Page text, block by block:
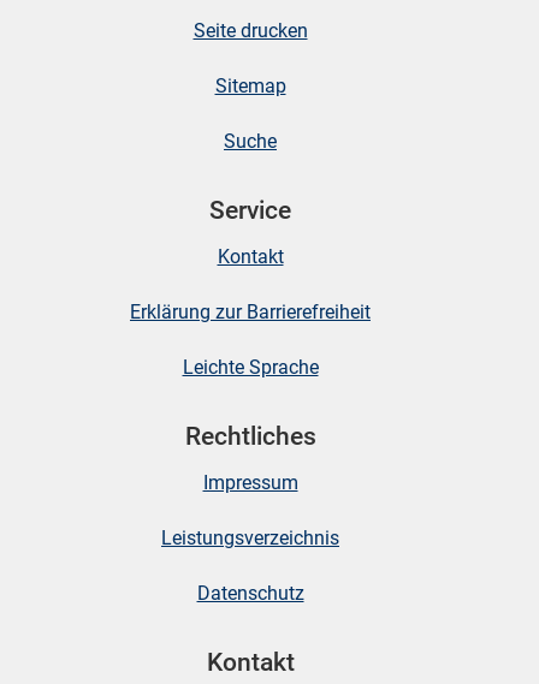
Seite drucken
Sitemap
Suche
Service
Kontakt
Erklärung zur Barrierefreiheit
Leichte Sprache
Rechtliches
Impressum
Leistungsverzeichnis
Datenschutz
Kontakt